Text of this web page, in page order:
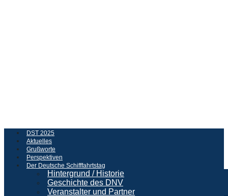
DST 2025
Aktuelles
Grußworte
Perspektiven
Der Deutsche Schifffahrtstag
Hintergrund / Historie
Geschichte des DNV
Veranstalter und Partner